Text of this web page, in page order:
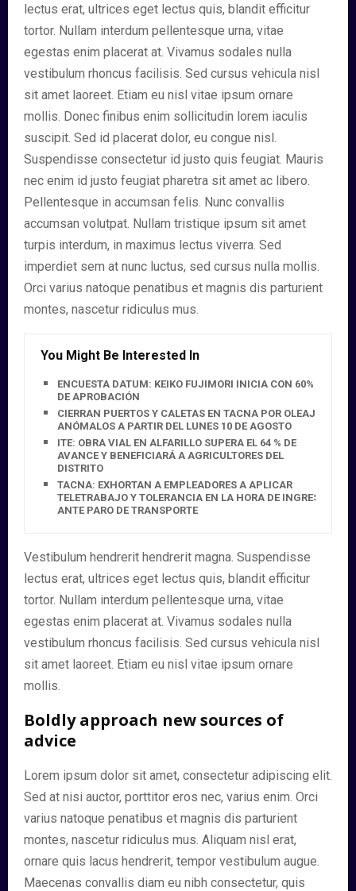
lectus erat, ultrices eget lectus quis, blandit efficitur
tortor. Nullam interdum pellentesque urna, vitae
egestas enim placerat at. Vivamus sodales nulla
vestibulum rhoncus facilisis. Sed cursus vehicula nisl
sit amet laoreet. Etiam eu nisl vitae ipsum ornare
mollis. Donec finibus enim sollicitudin lorem iaculis
suscipit. Sed id placerat dolor, eu congue nisl.
Suspendisse consectetur id justo quis feugiat. Mauris
nec enim id justo feugiat pharetra sit amet ac libero.
Pellentesque in accumsan felis. Nunc convallis
accumsan volutpat. Nullam tristique ipsum sit amet
turpis interdum, in maximus lectus viverra. Sed
imperdiet sem at nunc luctus, sed cursus nulla mollis.
Orci varius natoque penatibus et magnis dis parturient
montes, nascetur ridiculus mus.
You Might Be Interested In
ENCUESTA DATUM: KEIKO FUJIMORI INICIA CON 60%
DE APROBACIÓN
CIERRAN PUERTOS Y CALETAS EN TACNA POR OLEAJES
ANÓMALOS A PARTIR DEL LUNES 10 DE AGOSTO
ITE: OBRA VIAL EN ALFARILLO SUPERA EL 64 % DE
AVANCE Y BENEFICIARÁ A AGRICULTORES DEL
DISTRITO
TACNA: EXHORTAN A EMPLEADORES A APLICAR
TELETRABAJO Y TOLERANCIA EN LA HORA DE INGRESO
ANTE PARO DE TRANSPORTE
Vestibulum hendrerit hendrerit magna. Suspendisse
lectus erat, ultrices eget lectus quis, blandit efficitur
tortor. Nullam interdum pellentesque urna, vitae
egestas enim placerat at. Vivamus sodales nulla
vestibulum rhoncus facilisis. Sed cursus vehicula nisl
sit amet laoreet. Etiam eu nisl vitae ipsum ornare
mollis.
Boldly approach new sources of
advice
Lorem ipsum dolor sit amet, consectetur adipiscing elit.
Sed at nisi auctor, porttitor eros nec, varius enim. Orci
varius natoque penatibus et magnis dis parturient
montes, nascetur ridiculus mus. Aliquam nisl erat,
ornare quis lacus hendrerit, tempor vestibulum augue.
Maecenas convallis diam eu nibh consectetur, quis